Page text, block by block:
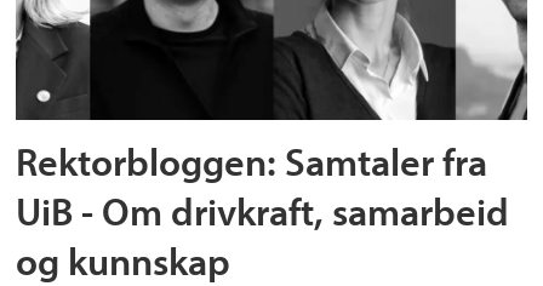
Rektorbloggen: Samtaler fra
UiB - Om drivkraft, samarbeid
og kunnskap